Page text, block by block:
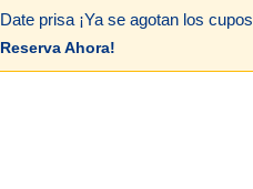
Date prisa ¡Ya se agotan los cupos
Reserva Ahora!